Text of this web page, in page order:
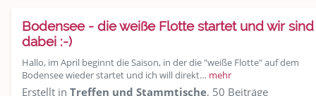
Bodensee - die weiße Flotte startet und wir sind
dabei :-)
Hallo, im April beginnt die Saison, in der die "weiße Flotte" auf dem
Bodensee wieder startet und ich will direkt… mehr
Erstellt in Treffen und Stammtische, 50 Beiträge